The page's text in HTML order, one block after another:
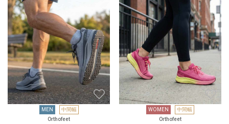
MEN
中間幅
Orthofeet
WOMEN
中間幅
Orthofeet